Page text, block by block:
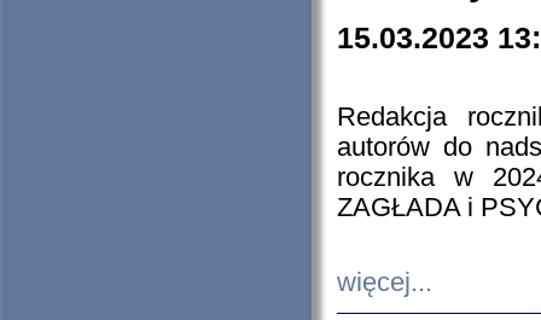
15.03.2023
Redakcja
autorów do
rocznika w
ZAGŁADA i
więcej...